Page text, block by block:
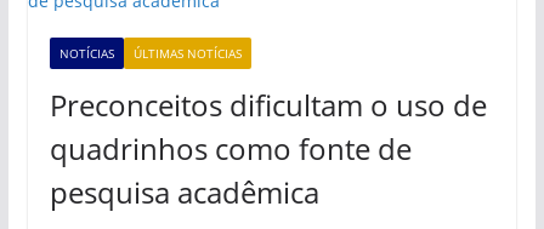
NOTÍCIAS ÚLTIMAS NOTÍCIAS
Preconceitos dificultam o uso de
quadrinhos como fonte de
pesquisa acadêmica